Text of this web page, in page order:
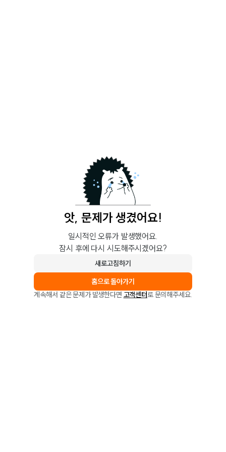
앗, 문제가 생겼어요!
일시적인 오류가 발생했어요.
잠시 후에 다시 시도해주시겠어요?
새로고침하기
홈으로 돌아가기
계속해서 같은 문제가 발생한다면 고객센터로 문의해주세요.